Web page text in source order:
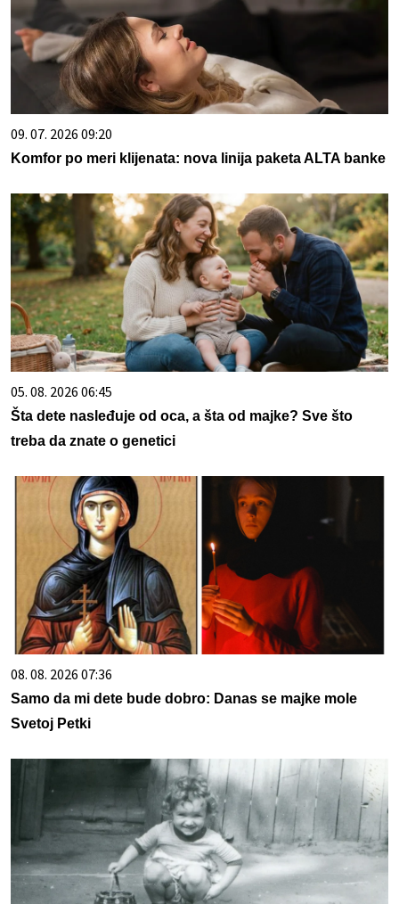
09. 07. 2026 09:20
Komfor po meri klijenata: nova linija paketa ALTA banke
05. 08. 2026 06:45
Šta dete nasleđuje od oca, a šta od majke? Sve što
treba da znate o genetici
08. 08. 2026 07:36
Samo da mi dete bude dobro: Danas se majke mole
Svetoj Petki